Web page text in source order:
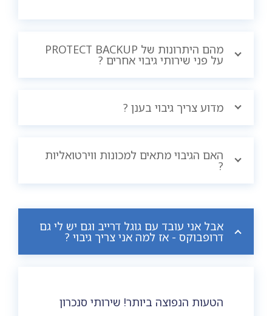
מהם היתרונות של PROTECT BACKUP
על פני שירותי גיבוי אחרים ?
מדוע צריך גיבוי בענן ?
האם הגיבוי מתאים למכונות ווירטואליות
?
אבל אני עובד עם גוגל דרייב וגם יש לי גם
דרופבוקס - אז למה אני צריך גיבוי ?
הטעות הנפוצה ביותר! שירותי סנכרון